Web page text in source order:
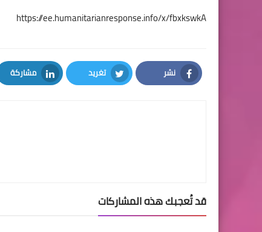
https://ee.humanitarianresponse.info/x/fbxkswkA
نشر
Facebook
تغريد
Twitter
مشاركة
LinkedIn
قد تُعجبك هذه المشاركات